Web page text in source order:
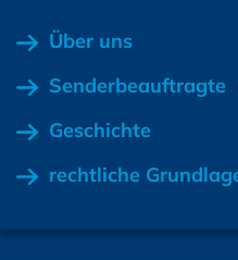
Über uns
Senderbeauftragte
Geschichte
rechtliche